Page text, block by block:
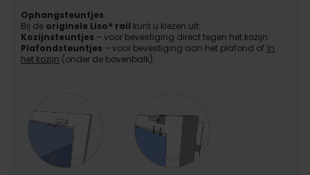
Ophangsteuntjes
Bij de originele Liso® rail kunt u kiezen uit:
Kozijnsteuntjes – voor bevestiging direct tegen het kozijn.
Plafondsteuntjes – voor bevestiging aan het plafond of ín
het kozijn (onder de bovenbalk).